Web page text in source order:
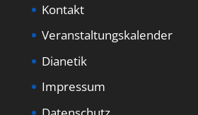
Kontakt
Veranstaltungskalender
Dianetik
Impressum